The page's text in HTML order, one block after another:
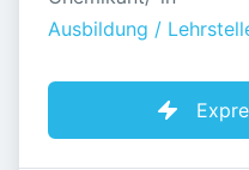
Ausbildung /